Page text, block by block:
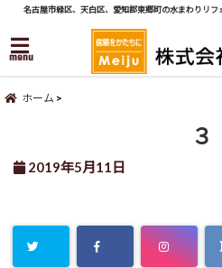
名古屋市緑区、天白区、愛知郡東郷町の水まわりリ
menu
ホーム
３
2019年5月11日